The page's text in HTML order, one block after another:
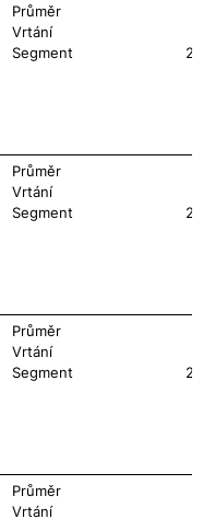
Průměr
Vrtání
Segment
Průměr
Vrtání
Segment
Průměr
Vrtání
Segment
Průměr
Vrtání